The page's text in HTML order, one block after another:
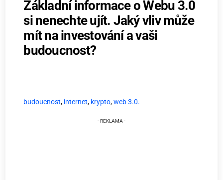
Základní informace o Webu 3.0
si nenechte ujít. Jaký vliv může
mít na investování a vaši
budoucnost?
budoucnost, internet, krypto,web 3.0.